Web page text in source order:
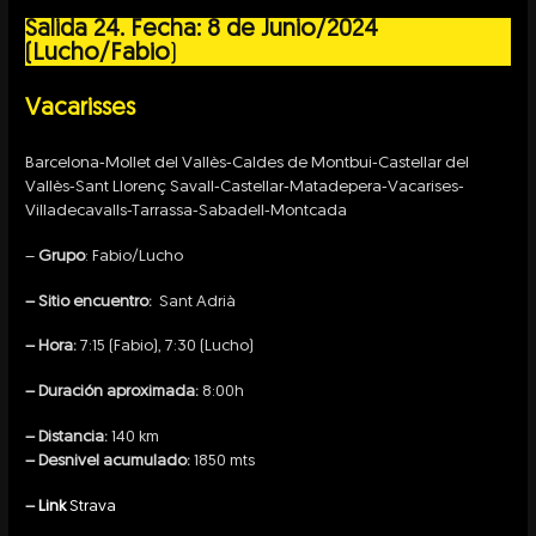
Salida 24. Fecha: 8 de Junio/2024
(Lucho/Fabio
Vacarisses
Barcelona-Mollet del Vallès-Caldes de Montbui-Castellar del
Vallès-Sant Llorenç Savall-Castellar-Matadepera-Vacarises-
Villadecavalls-Tarrassa-Sabadell-Montcada
–Grupo: Fabio/Lucho
– Sitio encuentro: Sant Adrià
– Hora: 7:15 (Fabio), 7:30 (Lucho)
– Duración aproximada: 8:00h
– Distancia: 140 km
– Desnivel acumulado:1850 mts
– LinkStrava